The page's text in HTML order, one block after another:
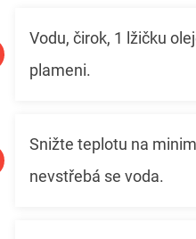
Vodu, čirok, 1 lžičku
plameni.
Snižte teplotu na
nevstřebá se voda.